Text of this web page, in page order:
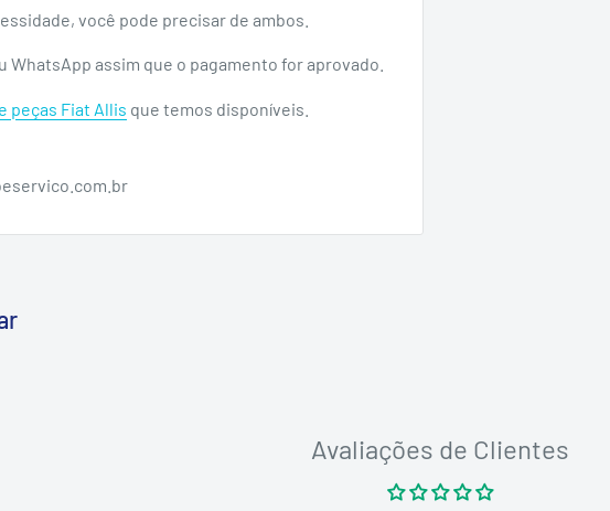
você pode precisar de ambos.
assim que o pagamento for aprovado.
peças Fiat Allis que temos disponíveis.
Avaliações de Clientes